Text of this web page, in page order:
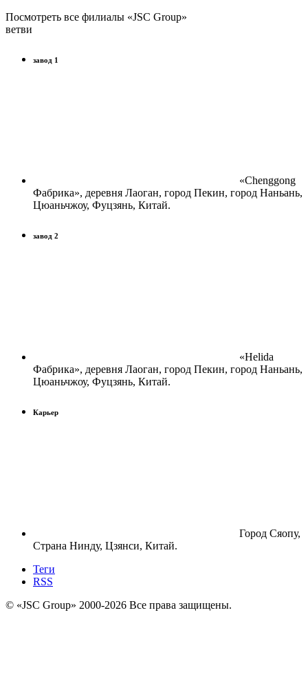
Посмотреть все филиалы «JSC Group»
ветви
завод 1
«Chenggong
Фабрика», деревня Лаоган, город Пекин, город Наньань,
Цюаньчжоу, Фуцзянь, Китай.
завод 2
«Helida
Фабрика», деревня Лаоган, город Пекин, город Наньань,
Цюаньчжоу, Фуцзянь, Китай.
Карьер
Город Сяопу,
Страна Нинду, Цзянси, Китай.
Теги
RSS
© «JSC Group» 2000-2026 Все права защищены.